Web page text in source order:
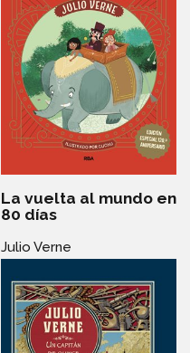
La vuelta al mundo en
80 días
Julio Verne